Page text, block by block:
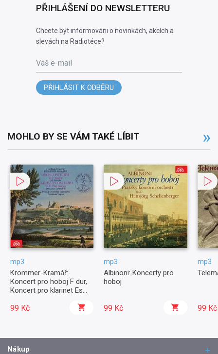
PŘIHLÁŠENÍ DO NEWSLETTERU
Chcete být informováni o novinkách, akcích a
slevách na Radiotéce?
Váš e-mail
PŘIHLÁSIT K ODBĚRU
MOHLO BY SE VÁM TAKÉ LÍBIT
mp3
Krommer-Kramář:
Koncert pro hoboj F dur,
Koncert pro klarinet Es
99 Kč
mp3
Albinoni: Koncerty pro
hoboj
99 Kč
mp3
99 Kč
Nákup